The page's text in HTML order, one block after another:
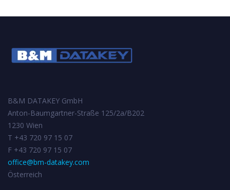
B&M DATAKEY GmbH
Anton-Baumgartner-Straße 125/2a/B202
1230 Wien
T +43 720 97 15 07
F +43 720 97 15 07
office@bm-datakey.com
Österreich